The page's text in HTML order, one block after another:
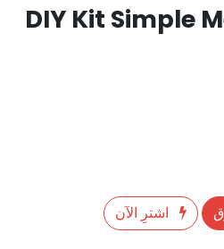
DIY Kit Simple
اشترِ الآن